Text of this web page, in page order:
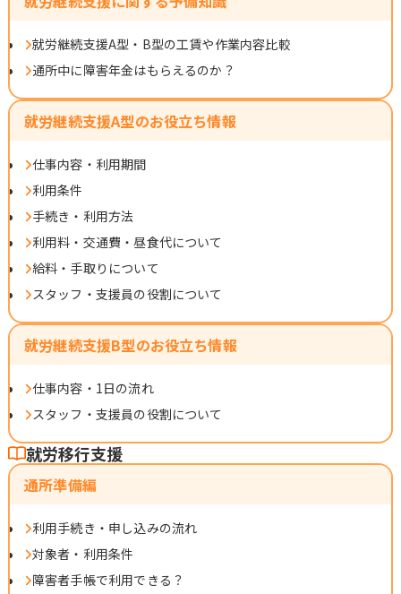
就労継続支援A型・B型の工賃や作業内容比較
通所中に障害年金はもらえるのか？
就労継続支援A型のお役立ち情報
仕事内容・利用期間
利用条件
手続き・利用方法
利用料・交通費・昼食代について
給料・手取りについて
スタッフ・支援員の役割について
就労継続支援B型のお役立ち情報
仕事内容・1日の流れ
スタッフ・支援員の役割について
就労移行支援
通所準備編
利用手続き・申し込みの流れ
対象者・利用条件
障害者手帳で利用できる？